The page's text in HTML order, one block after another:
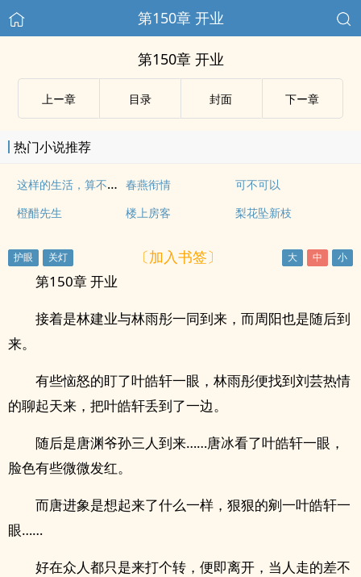
第150章 开业
第150章 开业
上ー章 目录 封面 下ー章
热门小说推荐
这样的生活，算不算同居 春燕衔情
可不可以
橙醋先生
楼上房客 梨花坠新枝
〔加入书签〕
第150章 开业
接着是林建业与林雨彤一同到来，而周阳也是随后到
来。
有些恼怒的盯了叶皓轩一眼，林雨彤便找到刘芸热情
的聊起天来，把叶皓轩丢到了一边。
随后是唐渊爷孙三人到来……唐冰看了叶皓轩一眼，
脸色有些微微发红。
而唐进象是想起来了什么一样，狠狠的剜一叶皓轩一
眼……
好在众人都只是来打个转，便即离开，当人走的差不